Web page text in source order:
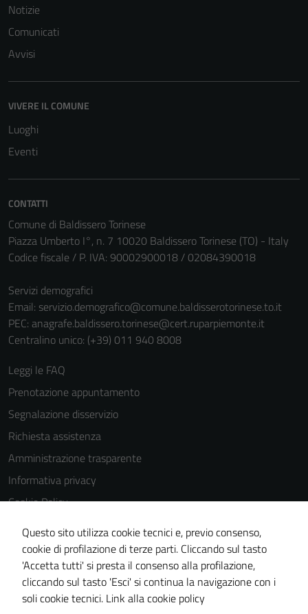
Notizie
Comunicati
Avvisi
VIVERE IL COMUNE
Luoghi
Eventi
CONTATTI
Comune di Baldissero Torinese
Piazza Umberto I°, n. 7 10020 Baldissero Torinese (TO) - Italy
Codice fiscale / P. IVA: 90002900018 / 02084390018
Servizi demografici
Email: servizio.demografico@comune.baldisserotorinese.to.it
PEC: anagrafe.baldissero.torinese@cert.ruparpiemonte.it
Centralino unico: (+39) 011 940 8008
Leggi le FAQ
Prenotazione appuntamento
Segnalazione disservizio
Richiesta assistenza
Amministrazione trasparente
Informativa privacy
Cookie Policy
Dichiarazione di accessibilità
Meccanismo di feedback
Piano di miglioramento del sito
Questo sito utilizza cookie tecnici e, previo consenso,
cookie di profilazione di terze parti. Cliccando sul tasto
'Accetta tutti' si presta il consenso alla profilazione,
cliccando sul tasto 'Esci' si continua la navigazione con i
soli cookie tecnici. Link alla cookie policy
Tecnici
possono
non raccolgono
informazioni